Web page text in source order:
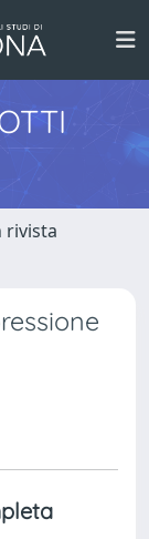
rivista